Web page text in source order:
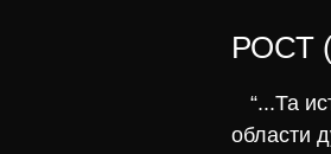
РОСТ
“...Та
области